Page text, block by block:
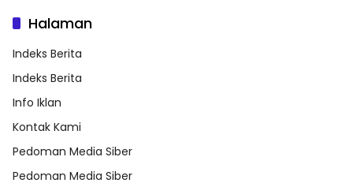
Halaman
Indeks Berita
Indeks Berita
Info Iklan
Kontak Kami
Pedoman Media Siber
Pedoman Media Siber